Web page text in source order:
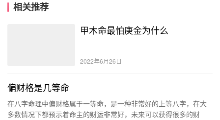
相关推荐
甲木命最怕庚金为什么
2022年6月26日
偏财格是几等命
在八字命理中偏财格属于一等命，是一种非常好的上等八字，在大
多数情况下都预示着命主的财运非常好，未来可以获得很多的财